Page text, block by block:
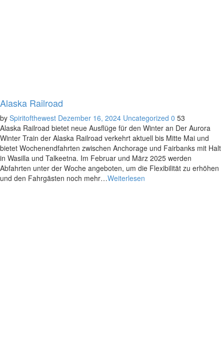
Alaska Railroad
by Spiritofthewest Dezember 16, 2024 Uncategorized 0 53
Alaska Railroad bietet neue Ausflüge für den Winter an Der Aurora
Winter Train der Alaska Railroad verkehrt aktuell bis Mitte Mai und
bietet Wochenendfahrten zwischen Anchorage und Fairbanks mit Halt
in Wasilla und Talkeetna. Im Februar und März 2025 werden
Abfahrten unter der Woche angeboten, um die Flexibilität zu erhöhen
und den Fahrgästen noch mehr…Weiterlesen